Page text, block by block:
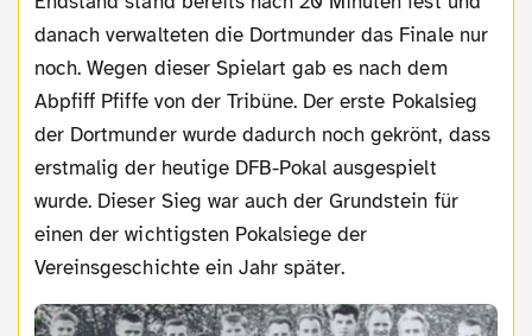
danach verwalteten die Dortmunder das Finale nur
noch. Wegen dieser Spielart gab es nach dem
Abpfiff Pfiffe von der Tribüne. Der erste Pokalsieg
der Dortmunder wurde dadurch noch gekrönt, dass
erstmalig der heutige DFB-Pokal ausgespielt
wurde. Dieser Sieg war auch der Grundstein für
einen der wichtigsten Pokalsiege der
Vereinsgeschichte ein Jahr später.